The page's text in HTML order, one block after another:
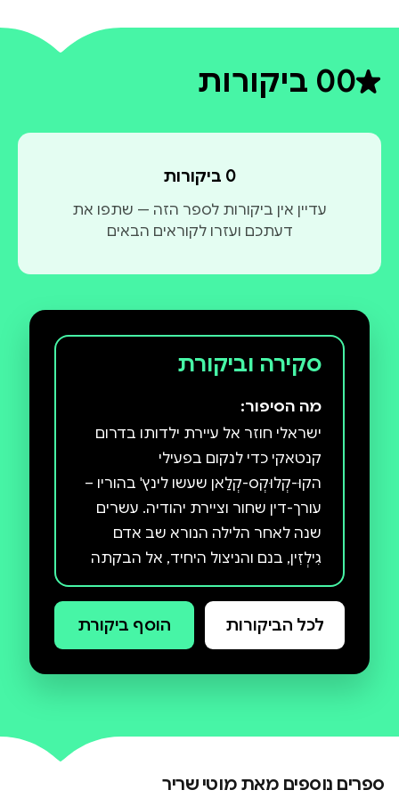
0דירוג ממוצע 0 מתוך 5
0 ביקורות
0 ביקורות
עדיין אין ביקורות לספר הזה — שתפו את
דעתכם ועזרו לקוראים הבאים
סקירה וביקורת
מה הסיפור:
ישראלי חוזר אל עיירת ילדותו בדרום
קנטאקי כדי לנקום בפעילי
הקוּ-קְלוּקְס-קְלַאן שעשו לינץ' בהוריו –
עורך-דין שחור וציירת יהודיה. עשרים
שנה לאחר הלילה הנורא שב אדם
גִילְזִין, בנם והניצול היחיד, אל הבקתה
המבודדת ביער שבה גדל בפאתי
מוֹנְטקְלֵייר, כפר פסטורלי וירא-שמיים,
אפלים וגורם לזעזועים בפוליטיקה
שהיו הפורעים הצעירים לעמדות
לכל הביקורות הוסף ביקורת
ספרים נוספים מאת מוטי שריר